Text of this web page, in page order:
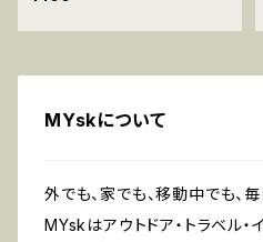
MYskについて
外でも、家でも、移動中でも、
MYskはアウトドア・トラベル・